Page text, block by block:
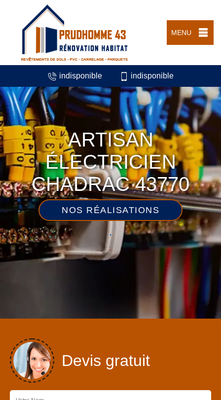
MENU
indisponible indisponible
ARTISAN
ÉLECTRICIEN
CHADRAC 43770
NOS RÉALISATIONS
Devis gratuit